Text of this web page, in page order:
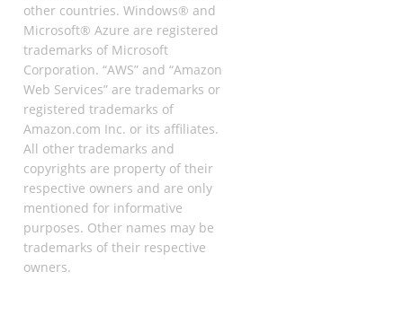
other countries. Windows® and
Microsoft® Azure are registered
trademarks of Microsoft
Corporation. “AWS” and “Amazon
Web Services” are trademarks or
registered trademarks of
Amazon.com Inc. or its affiliates.
All other trademarks and
copyrights are property of their
respective owners and are only
mentioned for informative
purposes. Other names may be
trademarks of their respective
owners.